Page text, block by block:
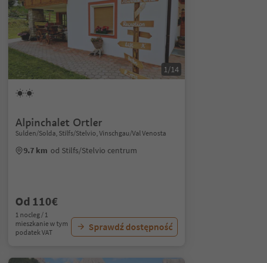
1/14
Alpinchalet Ortler
Sulden/Solda, Stilfs/Stelvio, Vinschgau/Val Venosta
9.7 km od Stilfs/Stelvio centrum
Od 110€
1 nocleg / 1
mieszkanie w tym
podatek VAT
Sprawdź dostępność